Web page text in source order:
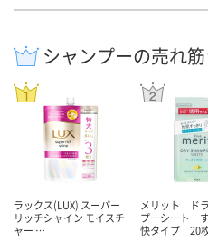
シャンプーの売れ
ラックス(LUX) スーパー
リッチシャイン モイスチ
ャー …
メリット ド
プーシート
快タイプ 20